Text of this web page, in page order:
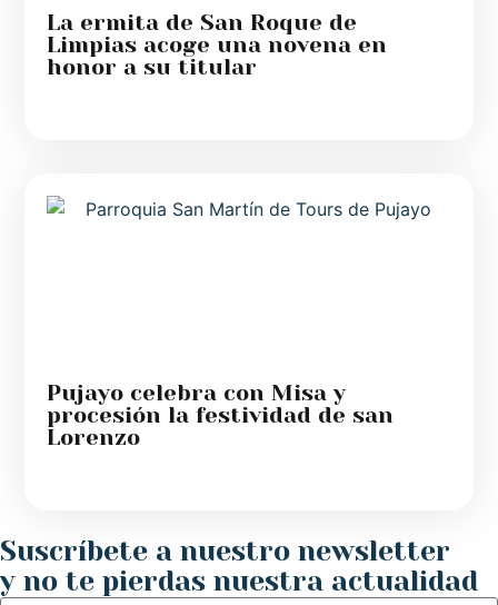
La ermita de San Roque de
Limpias acoge una novena en
honor a su titular
Pujayo celebra con Misa y
procesión la festividad de san
Lorenzo
Suscríbete a nuestro newsletter
y no te pierdas nuestra actualidad